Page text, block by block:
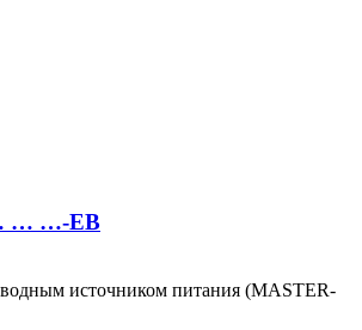
… …-EB
источником питания (MASTER-